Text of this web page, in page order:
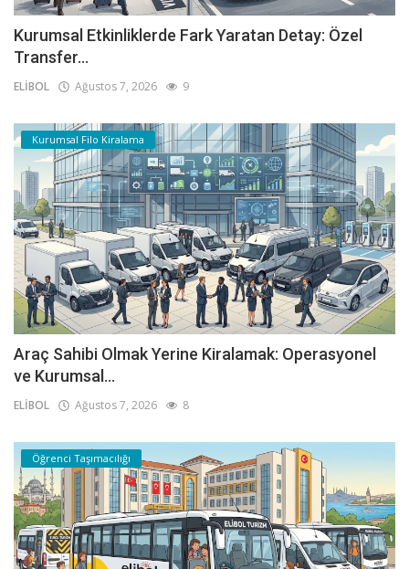
Kurumsal Etkinliklerde Fark Yaratan Detay: Özel
Transfer...
ELİBOL Ağustos 7, 2026 9
Kurumsal Filo Kiralama
Araç Sahibi Olmak Yerine Kiralamak: Operasyonel
ve Kurumsal...
ELİBOL Ağustos 7, 2026 8
Öğrenci Taşımacılığı